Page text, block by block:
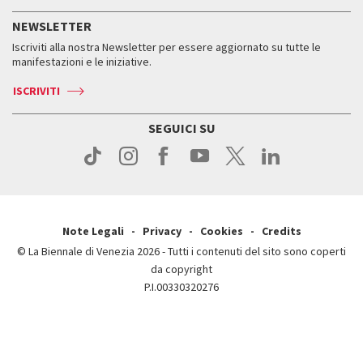
Come raggiungerci
Come raggiungerci
Contatti
Press
Orari e sedi
Biglietti
Servizi al pubblico
Come raggiungerci
Contatti
Storia
Orari e sedi
NEWSLETTER
Iscriviti alla nostra Newsletter per essere aggiornato su tutte le
manifestazioni e le iniziative.
ISCRIVITI
SEGUICI SU
Note Legali Privacy Cookies
Credits
© La Biennale di Venezia 2026 - Tutti i contenuti del sito sono coperti
da copyright
P.I.00330320276